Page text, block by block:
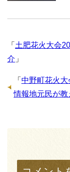
「 土肥花火大会
介 」
「 中野町花火
情報地元民が教